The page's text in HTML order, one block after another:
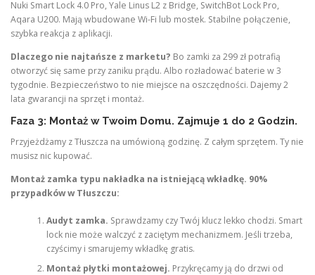
Nuki Smart Lock 4.0 Pro, Yale Linus L2 z Bridge, SwitchBot Lock Pro,
Aqara U200. Mają wbudowane Wi-Fi lub mostek. Stabilne połączenie,
szybka reakcja z aplikacji.
Dlaczego nie najtańsze z marketu? Bo zamki za 299 zł potrafią
otworzyć się same przy zaniku prądu. Albo rozładować baterie w 3
tygodnie. Bezpieczeństwo to nie miejsce na oszczędności. Dajemy 2
lata gwarancji na sprzęt i montaż.
Faza 3: Montaż w Twoim Domu. Zajmuje 1 do 2 Godzin.
Przyjeżdżamy z Tłuszcza na umówioną godzinę. Z całym sprzętem. Ty nie
musisz nic kupować.
Montaż zamka typu nakładka na istniejącą wkładkę. 90%
przypadków w Tłuszczu:
Audyt zamka. Sprawdzamy czy Twój klucz lekko chodzi. Smart
lock nie może walczyć z zaciętym mechanizmem. Jeśli trzeba,
czyścimy i smarujemy wkładkę gratis.
Montaż płytki montażowej. Przykręcamy ją do drzwi od